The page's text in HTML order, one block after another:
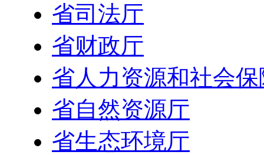
省司法厅
省财政厅
省人力资源和社会
省自然资源厅
省生态环境厅